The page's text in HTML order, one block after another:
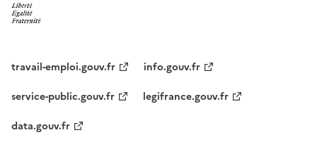
travail-emploi.gouv.fr
info.gouv.fr
service-public.gouv.fr
legifrance.gouv.fr
data.gouv.fr